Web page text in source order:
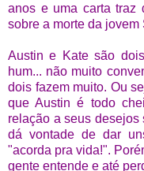
anos e uma carta traz
sobre a morte da jovem
Austin e Kate são
hum... não muito
dois fazem muito. Ou
que Austin é todo
relação a seus
dá vontade de dar
"acorda pra vida!".
gente entende e até